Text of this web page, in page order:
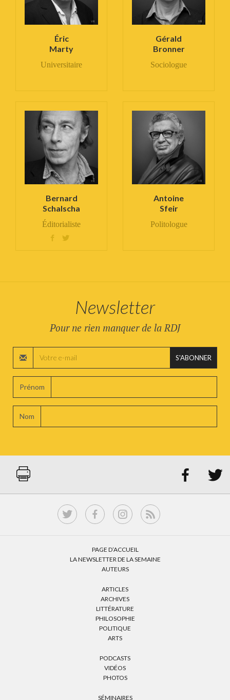
Éric
Marty
Universitaire
Gérald
Bronner
Sociologue
Bernard
Schalscha
Éditorialiste
 
Antoine
Sfeir
Politologue
Newsletter
Pour ne rien manquer de la RDJ
S'ABONNER
Prénom
Nom
 
PAGE D’ACCUEIL
LA NEWSLETTER DE LA SEMAINE
AUTEURS
ARTICLES
ARCHIVES
LITTÉRATURE
PHILOSOPHIE
POLITIQUE
ARTS
PODCASTS
VIDÉOS
PHOTOS
SÉMINAIRES